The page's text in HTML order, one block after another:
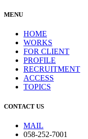
MENU
HOME
WORKS
FOR CLIENT
PROFILE
RECRUITMENT
ACCESS
TOPICS
CONTACT US
MAIL
058-252-7001